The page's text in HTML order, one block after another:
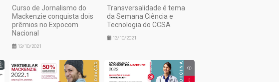
Curso de Jornalismo do
Mackenzie conquista dois
prêmios no Expocom
Nacional
13/10/2021
Transversalidade é tema
da Semana Ciência e
Tecnologia do CCSA
13/10/2021